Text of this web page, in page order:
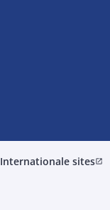
Internationale sitesopen_in_new